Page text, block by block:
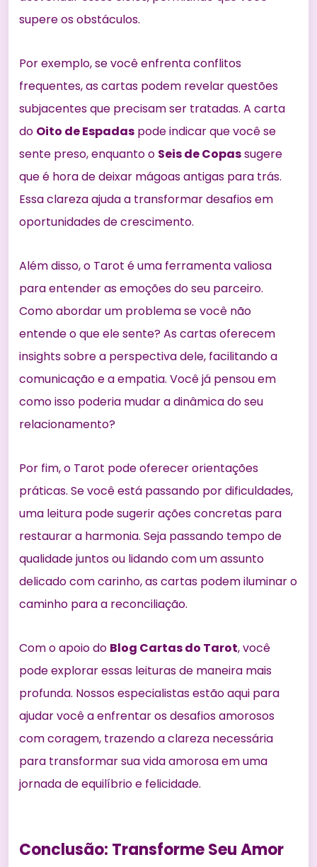
supere os obstáculos.
Por exemplo, se você enfrenta conflitos
frequentes, as cartas podem revelar questões
subjacentes que precisam ser tratadas. A carta
do Oito de Espadas pode indicar que você se
sente preso, enquanto o Seis de Copassugere
que é hora de deixar mágoas antigas para trás.
Essa clareza ajuda a transformar desafios em
oportunidades de crescimento.
Além disso, o Tarot é uma ferramenta valiosa
para entender as emoções do seu parceiro.
Como abordar um problema se você não
entende o que ele sente? As cartas oferecem
insights sobre a perspectiva dele, facilitando a
comunicação e a empatia. Você já pensou em
como isso poderia mudar a dinâmica do seu
relacionamento?
Por fim, o Tarot pode oferecer orientações
práticas. Se você está passando por dificuldades,
uma leitura pode sugerir ações concretas para
restaurar a harmonia. Seja passando tempo de
qualidade juntos ou lidando com um assunto
delicado com carinho, as cartas podem iluminar o
caminho para a reconciliação.
Com o apoio do Blog Cartas do Tarot, você
pode explorar essas leituras de maneira mais
profunda. Nossos especialistas estão aqui para
ajudar você a enfrentar os desafios amorosos
com coragem, trazendo a clareza necessária
para transformar sua vida amorosa em uma
jornada de equilíbrio e felicidade.
Conclusão: Transforme Seu Amor